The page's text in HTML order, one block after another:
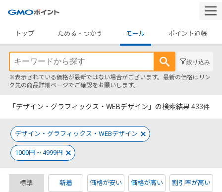
トップ
ためる・つかう モール ポイント通帳
絞り込み
※表示されている価格が最新ではない場合がございます。最新の価格はリン
ク先の商品詳細ページでご確認をお願いします。
「デザイン・グラフィックス・WEBデザイン」の検索結果 433件
デザイン・グラフィックス・WEBデザイン
1000円 ~ 4999円
標準 新着 価格が安い 価格が高い 割引率が高い